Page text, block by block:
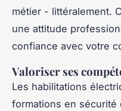
métier - littéralement.
une attitude
confiance avec votre
Valoriser ses
Les habilitations
formations en sécurité